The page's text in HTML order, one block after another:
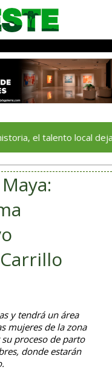
local deja huella en
y tendrá un área
mujeres de la zona
proceso de parto
donde estarán